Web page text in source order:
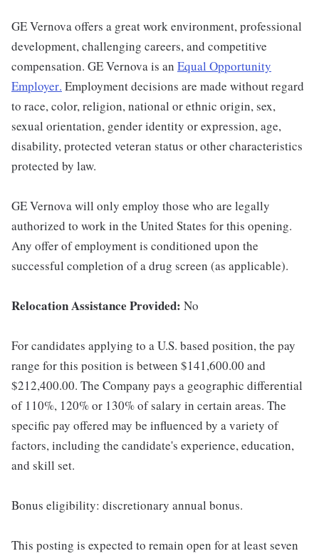
GE Vernova offers a great work environment, professional
development, challenging careers, and competitive
compensation. GE Vernova is an Equal Opportunity
Employer. Employment decisions are made without regard
to race, color, religion, national or ethnic origin, sex,
sexual orientation, gender identity or expression, age,
disability, protected veteran status or other characteristics
protected by law.
GE Vernova will only employ those who are legally
authorized to work in the United States for this opening.
Any offer of employment is conditioned upon the
successful completion of a drug screen (as applicable).
Relocation Assistance Provided: No
For candidates applying to a U.S. based position, the pay
range for this position is between $141,600.00 and
$212,400.00. The Company pays a geographic differential
of 110%, 120% or 130% of salary in certain areas. The
specific pay offered may be influenced by a variety of
factors, including the candidate's experience, education,
and skill set.
Bonus eligibility: discretionary annual bonus.
This posting is expected to remain open for at least seven